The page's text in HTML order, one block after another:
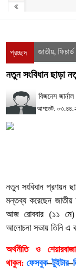
প্রচ্ছদ জাতীয়, ফিচার্ড
নতুন সংবিধান ছাড়া
বিজনেস
আপডেট:
নতুন সংবিধান প্রণয়ন
মন্তব্য করেছেন জাতীয়
আজ রোববার (১১ মে)
আলোচনা সভায় তিনি এ
অর্থনীতি ও
থাকুন: ফেসবুক–টুইটার–